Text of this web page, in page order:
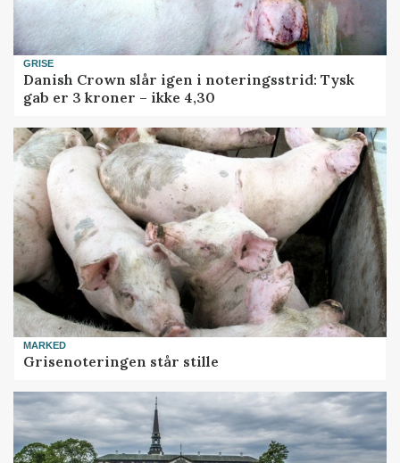
GRISE
Danish Crown slår igen i noteringsstrid: Tysk
gab er 3 kroner – ikke 4,30
MARKED
Grisenoteringen står stille